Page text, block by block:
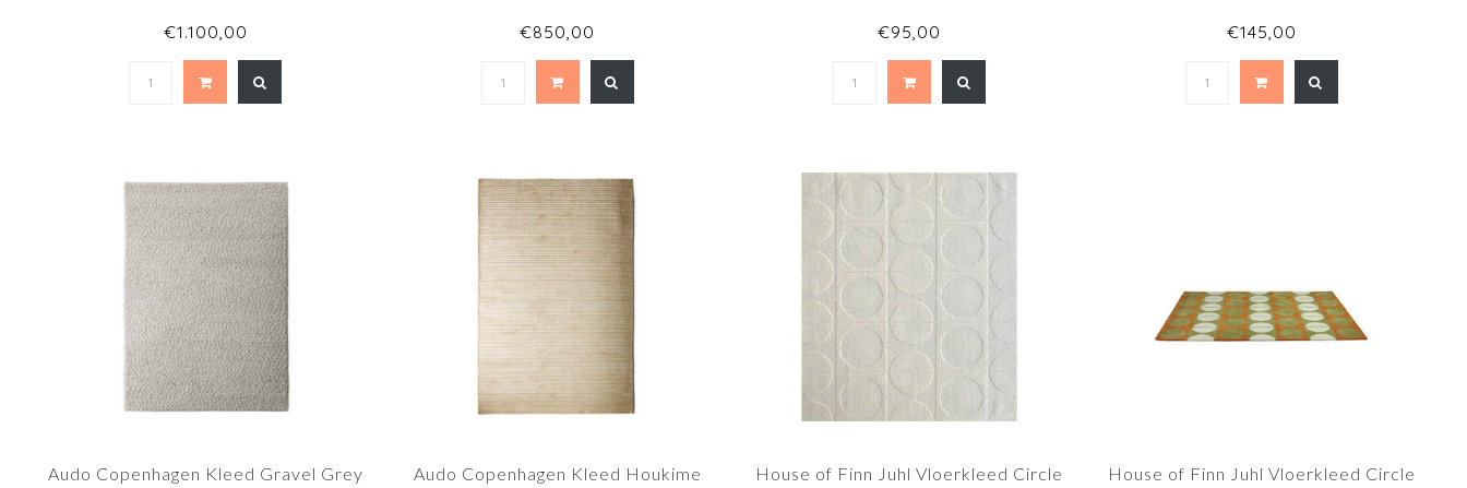
€1.100,00 €850,00 €95,00 €145,00
Audo Copenhagen Kleed Gravel Grey Audo Copenhagen Kleed Houkime
House of Finn Juhl Vloerkleed Circle
House of Finn Juhl Vloerkleed Circle